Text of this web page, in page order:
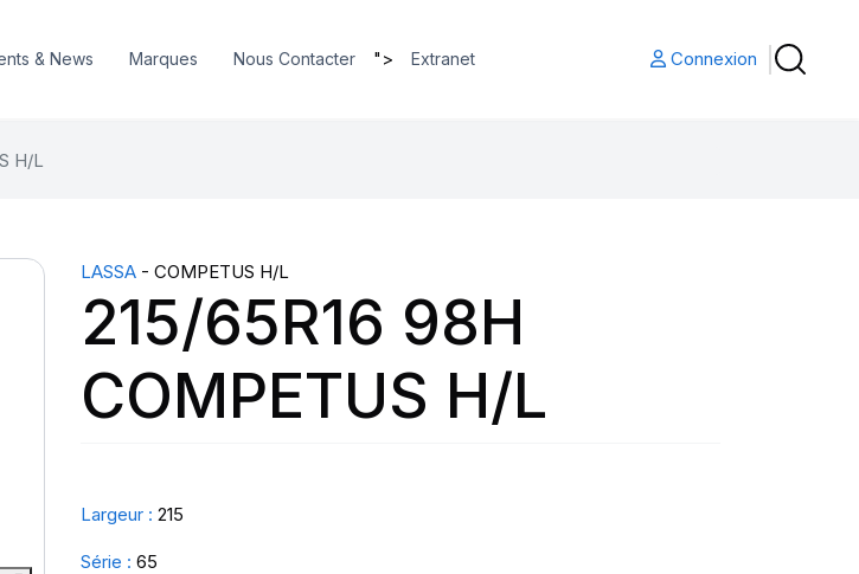
& News Marques Nous Contacter "> Extranet Connexion
H/L
LASSA - COMPETUS H/L
215/65R16 98H
COMPETUS H/L
Largeur : 215
Série : 65